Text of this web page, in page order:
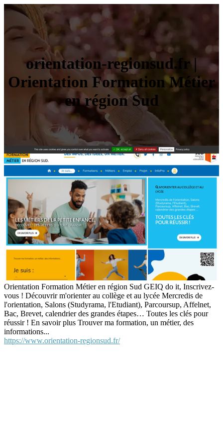
orientation-regionsud.fr |
Orientation Formation Métier
en région Sud
Orientation Formation Métier en région Sud GEIQ do it, Inscrivez-
vous ! Découvrir m'orienter au collège et au lycée Mercredis de
l'orientation, Salons (Studyrama, l'Etudiant), Parcoursup, Affelnet,
Bac, Brevet, calendrier des grandes étapes… Toutes les clés pour
réussir ! En savoir plus Trouver ma formation, un métier, des
informations...
https://www.orientation-regionsud.fr/